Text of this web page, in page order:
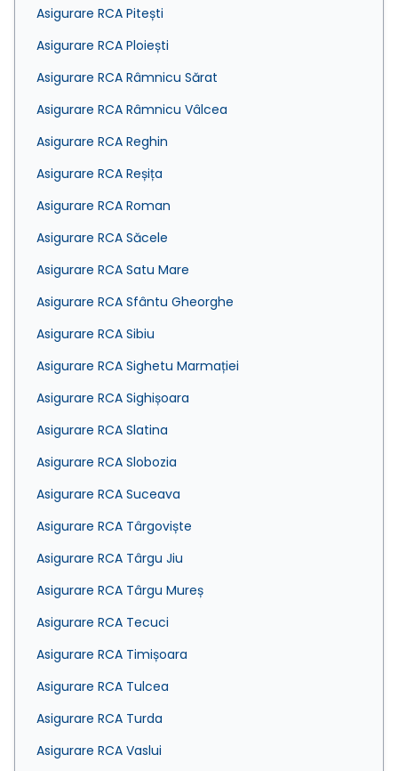
Asigurare RCA Pitești
Asigurare RCA Ploiești
Asigurare RCA Râmnicu Sărat
Asigurare RCA Râmnicu Vâlcea
Asigurare RCA Reghin
Asigurare RCA Reșița
Asigurare RCA Roman
Asigurare RCA Săcele
Asigurare RCA Satu Mare
Asigurare RCA Sfântu Gheorghe
Asigurare RCA Sibiu
Asigurare RCA Sighetu Marmației
Asigurare RCA Sighișoara
Asigurare RCA Slatina
Asigurare RCA Slobozia
Asigurare RCA Suceava
Asigurare RCA Târgoviște
Asigurare RCA Târgu Jiu
Asigurare RCA Târgu Mureș
Asigurare RCA Tecuci
Asigurare RCA Timișoara
Asigurare RCA Tulcea
Asigurare RCA Turda
Asigurare RCA Vaslui